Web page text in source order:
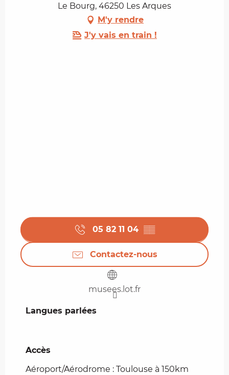
Le Bourg, 46250 Les Arques
M'y rendre
J'y vais en train !
05 82 11 04 ▒▒
Contactez-nous
musees.lot.fr
Langues parlées
Langues parlées
Accès
Accès
Aéroport/Aérodrome : Toulouse à 150km